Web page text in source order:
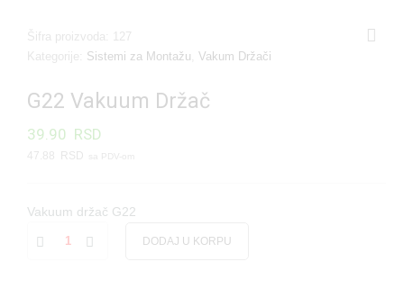
Šifra proizvoda: 127
Kategorije: Sistemi za Montažu ,Vakum Držači
G22 Vakuum Držač
39.90 RSD
47.88 RSD
Vakuum držač G22
DODAJ U KORPU